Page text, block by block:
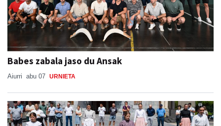
Babes zabala jaso du Ansak
Aiurri abu 07 URNIETA